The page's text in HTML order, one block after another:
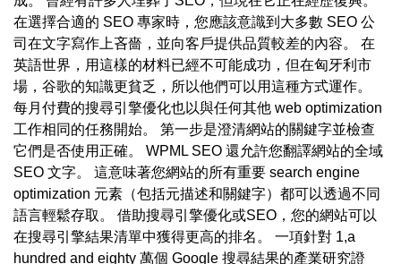
在選擇合適的 SEO 專家時，您應該意識到大多數 SEO 公
司在文字寫作上吝嗇，並向客戶提供品質較差的內容。 在
英語世界，用這樣的材料已經不可能成功，但在匈牙利市
場，谷歌的知識更貧乏，所以他們可以用這種方式運作。
每月付費的搜尋引擎優化也以與任何其他 web optimization
工作相同的任務開始。 第一步是澄清網站的關鍵字並檢查
它們是否使用正確。 WPML SEO 還允許您翻譯網站的全域
SEO 文字。 這意味著您網站的所有重要 search engine
optimization 元素（包括元描述和關鍵字）都可以透過不同
語言輕鬆存取。 借助搜尋引擎優化或SEO，您的網站可以
在搜尋引擎結果清單中獲得更高的排名。 一項針對 1,a
hundred and eighty 萬個 Google 搜尋結果的產業研究證